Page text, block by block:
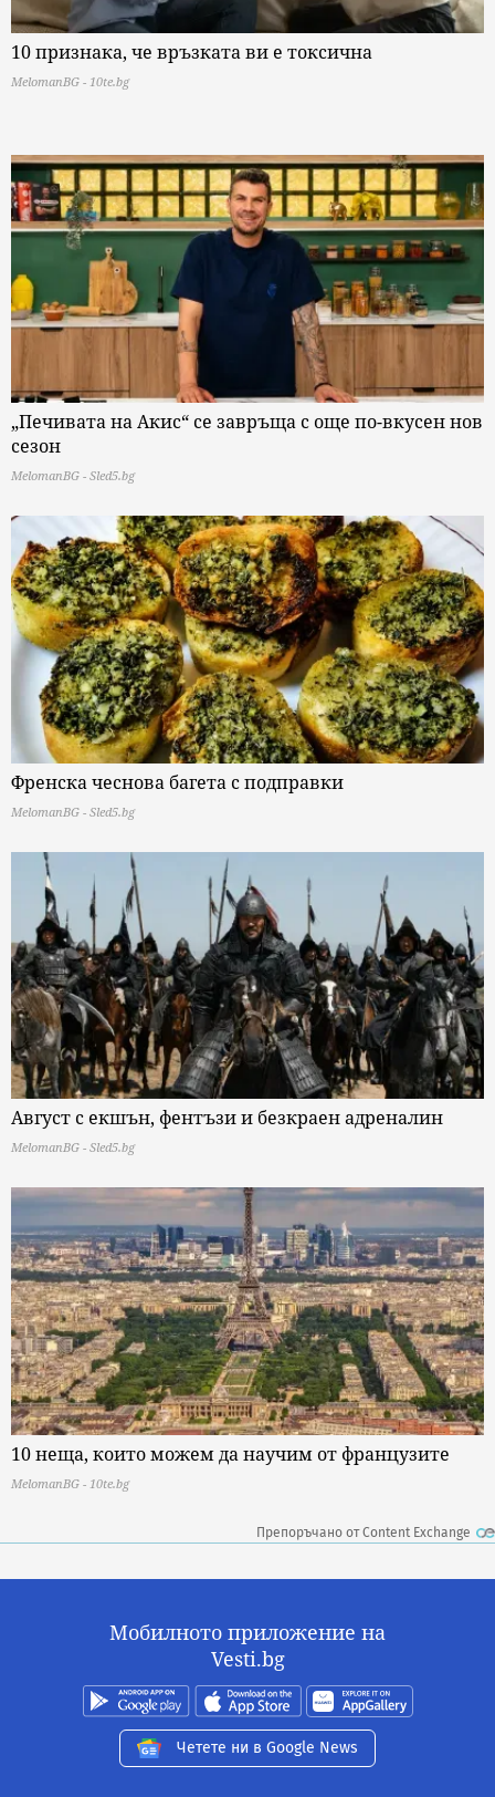
10 признака, че връзката ви е токсична
MelomanBG - 10te.bg
„Печивата на Акис“ се завръща с още по-вкусен нов
сезон
MelomanBG - Sled5.bg
Френска чеснова багета с подправки
MelomanBG - Sled5.bg
Август с екшън, фентъзи и безкраен адреналин
MelomanBG - Sled5.bg
10 неща, които можем да научим от французите
MelomanBG - 10te.bg
Препоръчано от Content Exchange
Мобилното приложение на
Vesti.bg
Четете ни в Google News